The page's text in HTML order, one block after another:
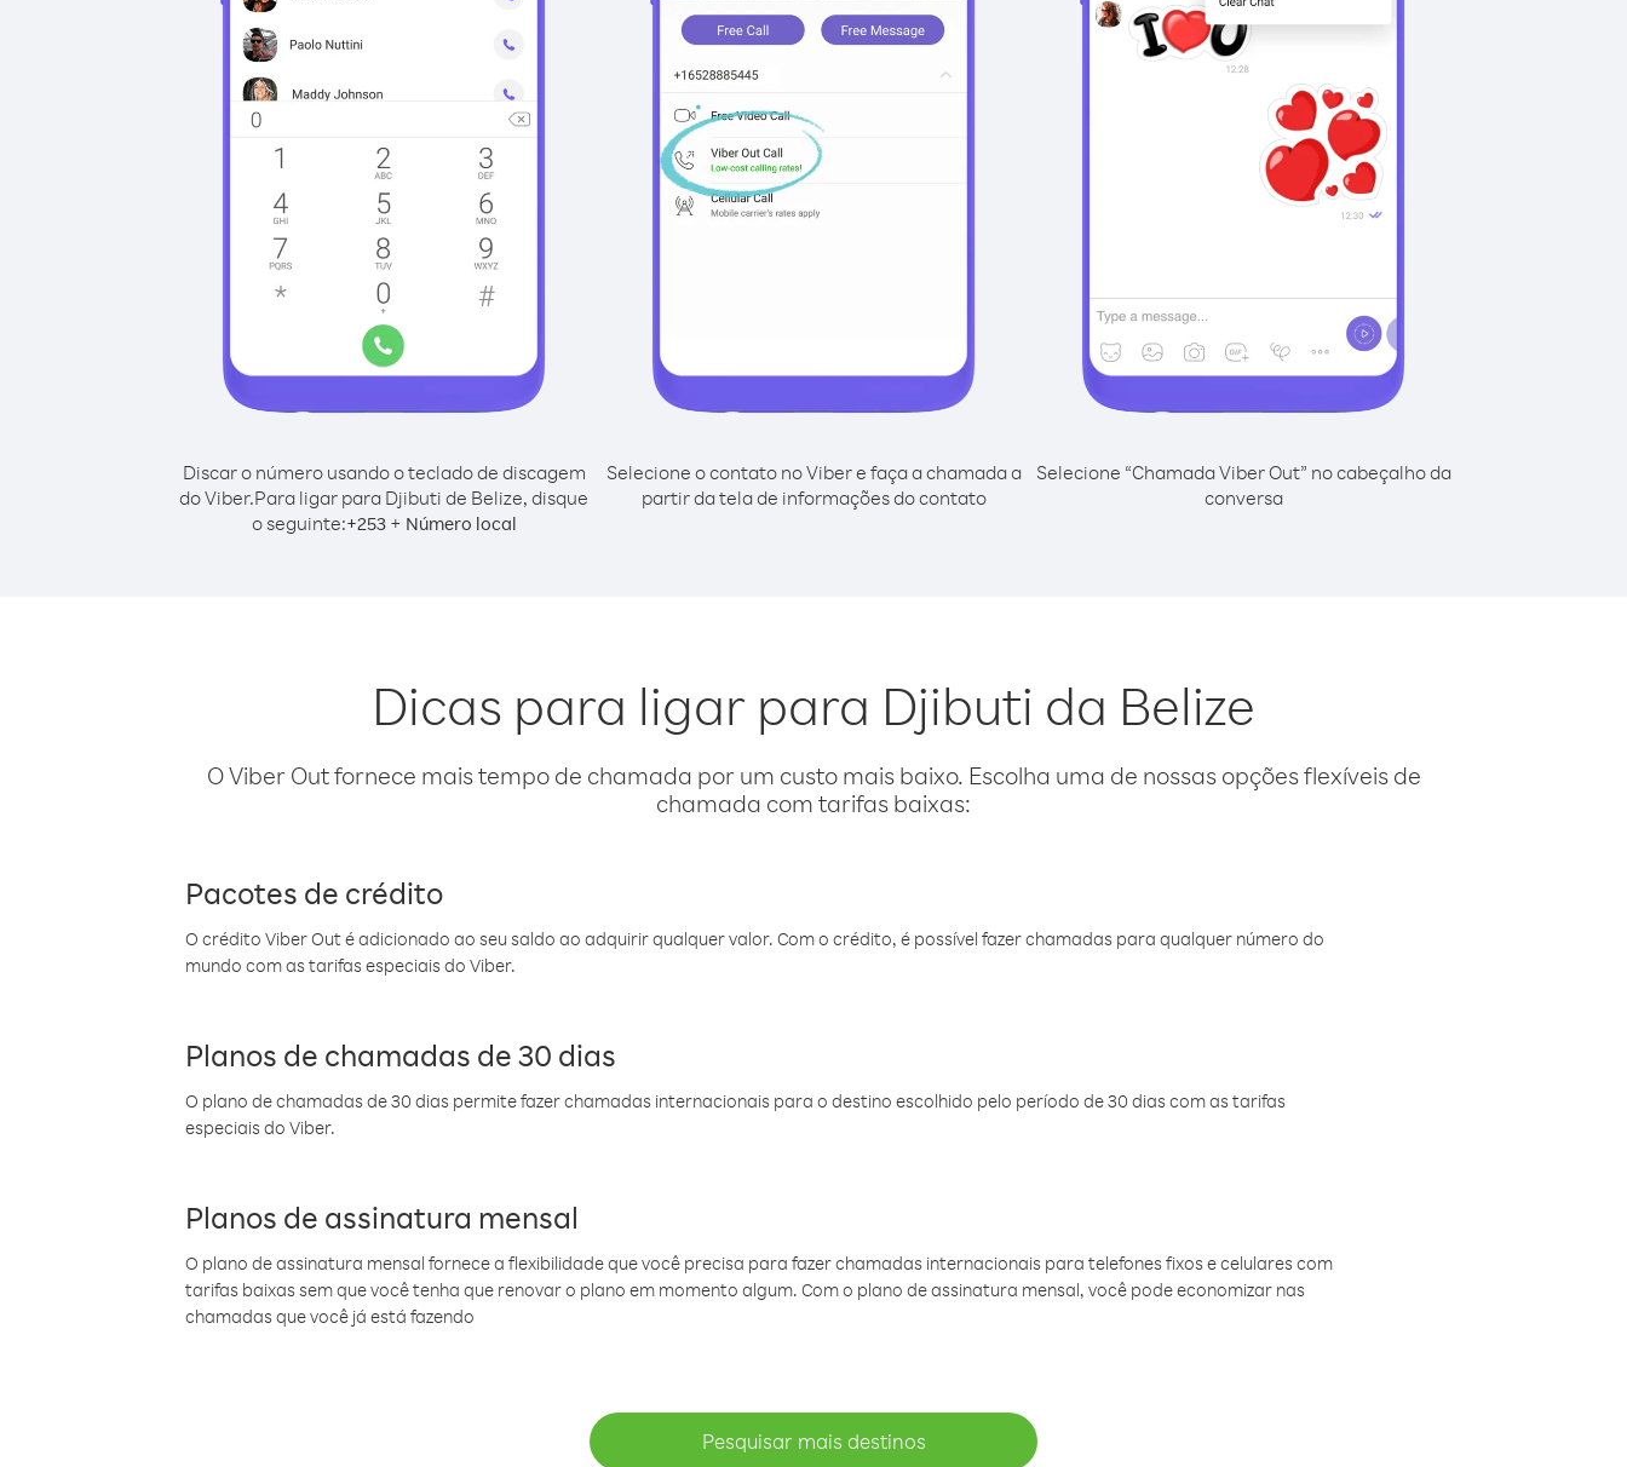
Discar o número usando o teclado de discagem
do Viber.Para ligar para Djibuti de Belize, disque
o seguinte:+253+ Número local
Selecione o contato no Viber e faça a chamada a
partir da tela de informações do contato
Selecione “Chamada Viber Out” no cabeçalho da
conversa
Dicas para ligar para Djibuti da Belize
O Viber Out fornece mais tempo de chamada por um custo mais baixo. Escolha uma de nossas opções flexíveis de
chamada com tarifas baixas:
Pacotes de crédito
O crédito Viber Out é adicionado ao seu saldo ao adquirir qualquer valor. Com o crédito, é possível fazer chamadas para qualquer número do
mundo com as tarifas especiais do Viber.
Planos de chamadas de 30 dias
O plano de chamadas de 30 dias permite fazer chamadas internacionais para o destino escolhido pelo período de 30 dias com as tarifas
especiais do Viber.
Planos de assinatura mensal
O plano de assinatura mensal fornece a flexibilidade que você precisa para fazer chamadas internacionais para telefones fixos e celulares com
tarifas baixas sem que você tenha que renovar o plano em momento algum. Com o plano de assinatura mensal, você pode economizar nas
chamadas que você já está fazendo
Pesquisar mais destinos